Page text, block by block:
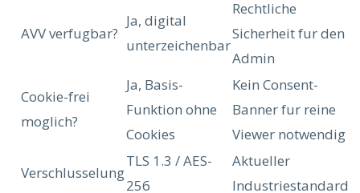
AVV verfugbar?
Ja, digital
unterzeichenbar
Rechtliche
Sicherheit fur den
Admin
Cookie-frei
moglich?
Ja, Basis-
Funktion ohne
Cookies
Kein Consent-
Banner fur reine
Viewer notwendig
Verschlusselung
TLS 1.3 / AES-
256
Aktueller
Industriestandard